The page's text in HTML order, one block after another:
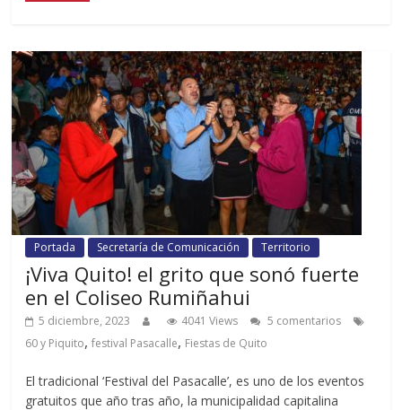
Portada Secretaría de Comunicación Territorio
¡Viva Quito! el grito que sonó fuerte
en el Coliseo Rumiñahui
5 diciembre, 2023 4041 Views
5 comentarios
60 y Piquito,festival Pasacalle, Fiestas de Quito
El tradicional ‘Festival del Pasacalle’, es uno de los eventos
gratuitos que año tras año, la municipalidad capitalina